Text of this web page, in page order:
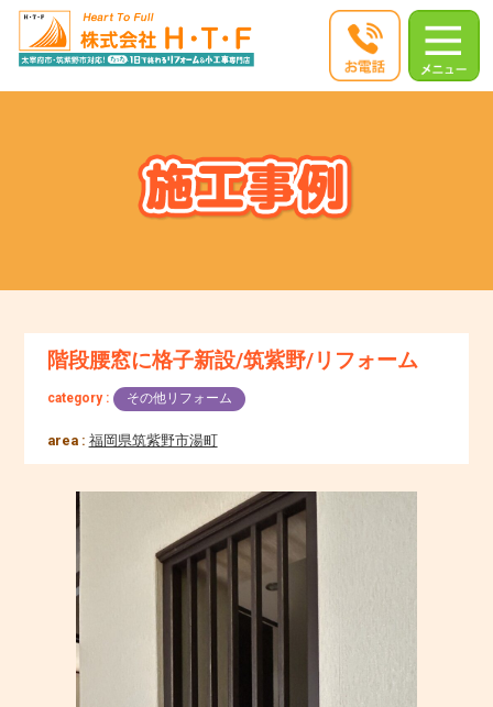
階段腰窓に格子新設/筑紫野/リフォーム
category : その他リフォーム
area : 福岡県筑紫野市湯町